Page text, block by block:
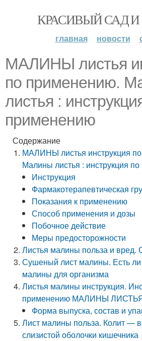
КРАСИВЫЙ САД
главная новости
МАЛИНЫ листья
по применению.
листья :
применению
Содержание
МАЛИНЫ листья инструкция
Малины листья : инструкция
Инструкция
Фармакотерапевтическая
Показания к применению
Способ применения и дозы
Побочное действие
Меры предосторожности
Листья малины польза и вред.
Сушеный лист малины. Есть ли
малины для организма
Листья малины инструкция.
применению МАЛИНЫ ЛИСТЬЯ
Форма выпуска, состав и
Лист малины польза. Колит —
слизистой оболочки кишечника